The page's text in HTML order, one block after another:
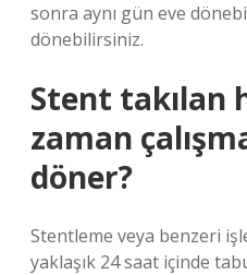
sonra aynı gün eve
dönebilirsiniz.
Stent takılan
zaman
döner?
Stentleme veya benzeri
yaklaşık 24 saat içinde